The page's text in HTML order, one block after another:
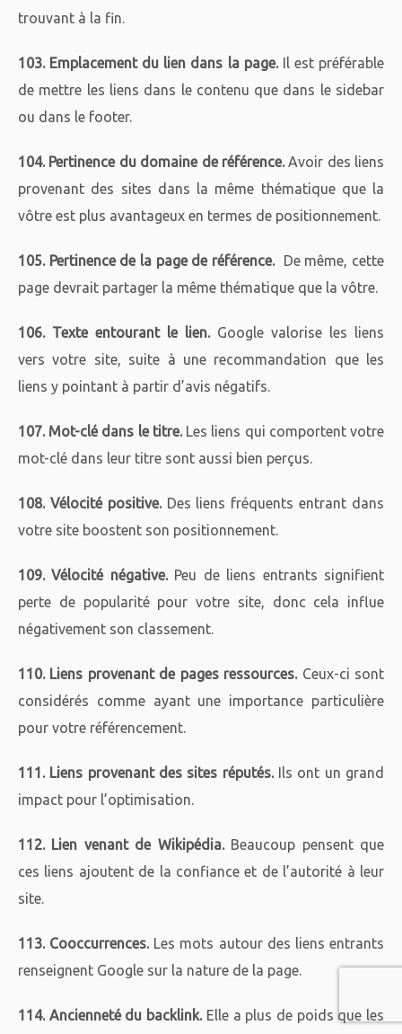
trouvant à la fin.
103. Emplacement du lien dans la page.Il est préférable
de mettre les liens dans le contenu que dans le sidebar
ou dans le footer.
104. Pertinence du domaine de référence.Avoir des liens
provenant des sites dans la même thématique que la
vôtre est plus avantageux en termes de positionnement.
105. Pertinence de la page de référence.De même, cette
page devrait partager la même thématique que la vôtre.
106. Texte entourant le lien.Google valorise les liens
vers votre site, suite à une recommandation que les
liens y pointant à partir d’avis négatifs.
107. Mot-clé dans le titre.Les liens qui comportent votre
mot-clé dans leur titre sont aussi bien perçus.
108. Vélocité positive.Des liens fréquents entrant dans
votre site boostent son positionnement.
109. Vélocité négative.Peu de liens entrants signifient
perte de popularité pour votre site, donc cela influe
négativement son classement.
110. Liens provenant de pages ressources.Ceux-ci sont
considérés comme ayant une importance particulière
pour votre référencement.
111. Liens provenant des sites réputés.Ils ont un grand
impact pour l’optimisation.
112. Lien venant de Wikipédia.Beaucoup pensent que
ces liens ajoutent de la confiance et de l’autorité à leur
site.
113. Cooccurrences.Les mots autour des liens entrants
renseignent Google sur la nature de la page.
114. Ancienneté du backlink.Elle a plus de poids que les